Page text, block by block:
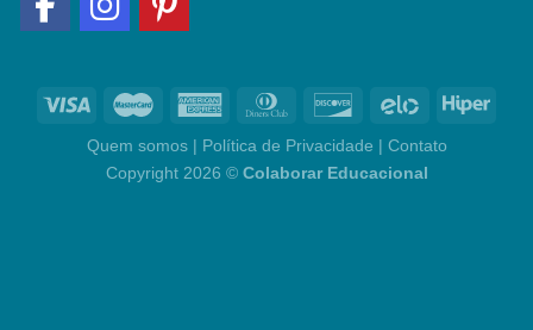
Quem somos| Política de Privacidade | Contato
Copyright 2026 © Colaborar Educacional